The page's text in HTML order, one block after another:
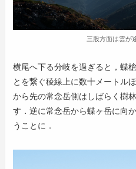
三股方面は雲が
横尾へ下る分岐を過ぎると，蝶
とを繋ぐ稜線上に数十メートル
から先の常念岳側はしばらく樹
す．逆に常念岳から蝶ヶ岳に向
うことに．